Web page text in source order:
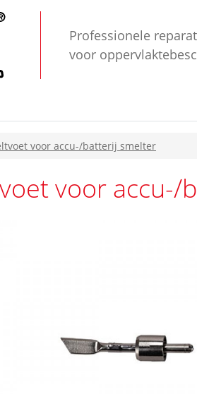
Professionele
voor
voor accu-/batterij smelter
voor accu-/